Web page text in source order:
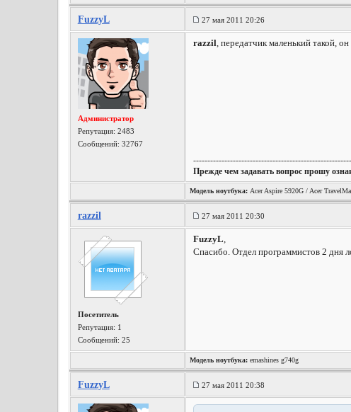
FuzzyL 27 мая 2011 20:26
Администратор
Репутация: 2483
Сообщений: 32767
razzil, передатчик маленький такой,
Прежде чем задавать вопрос прошу
Модель ноутбука:Acer Aspire 5920G / Acer
razzil 27 мая 2011 20:30
Посетитель
Репутация: 1
Сообщений: 25
FuzzyL,
Спасибо. Отдел программистов 2 дня
Модель ноутбука:emashines g740g
FuzzyL 27 мая 2011 20:38